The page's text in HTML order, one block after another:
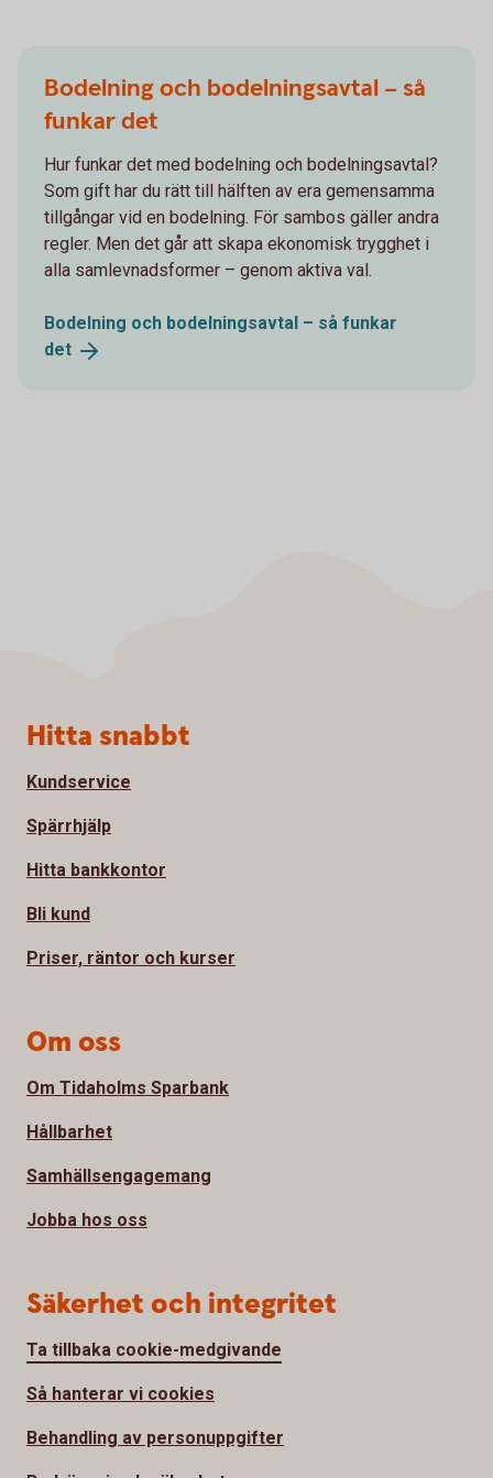
Bodelning och bodelningsavtal – så
funkar det
Hur funkar det med bodelning och bodelningsavtal?
Som gift har du rätt till hälften av era gemensamma
tillgångar vid en bodelning. För sambos gäller andra
regler. Men det går att skapa ekonomisk trygghet i
alla samlevnadsformer – genom aktiva val.
Bodelning och bodelningsavtal – så funkar
det
Sidfot
Hitta snabbt
Kundservice
Spärrhjälp
Hitta bankkontor
Bli kund
Priser, räntor och kurser
Om oss
Om Tidaholms Sparbank
Hållbarhet
Samhällsengagemang
Jobba hos oss
Säkerhet och integritet
Ta tillbaka cookie-medgivande
Så hanterar vi cookies
Behandling av personuppgifter